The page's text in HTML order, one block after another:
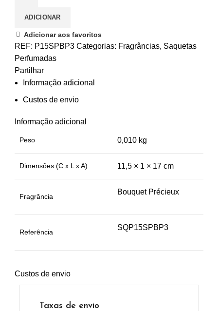
ADICIONAR
Adicionar aos favoritos
REF: P15SPBP3 Categorias: Fragrâncias, Saquetas
Perfumadas
Partilhar
Informação adicional
Custos de envio
Informação adicional
Peso 0,010 kg
Dimensões (C x L x A) 11,5 × 1 × 17 cm
Fragrância
Bouquet Précieux
Referência
SQP15SPBP3
Custos de envio
Taxas de envio